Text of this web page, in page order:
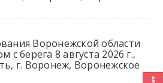
Воронежской области
с берега 8 августа 2026 г.,
г. Воронеж, Воронежское